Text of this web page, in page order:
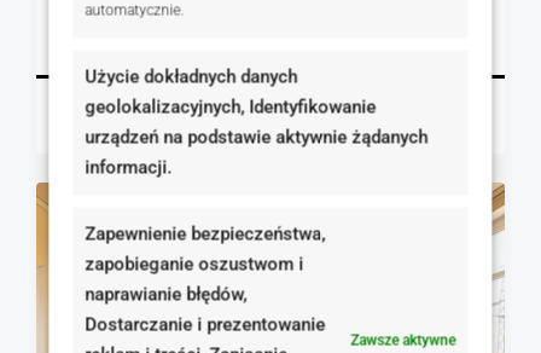
automatycznie.
Użycie dokładnych danych
geolokalizacyjnych, Identyfikowanie
urządzeń na podstawie aktywnie żądanych
informacji.
Zapewnienie bezpieczeństwa,
zapobieganie oszustwom i
naprawianie błędów,
Dostarczanie i prezentowanie
Zawsze aktywne
1 47.00
Magdalena Mulczyńska